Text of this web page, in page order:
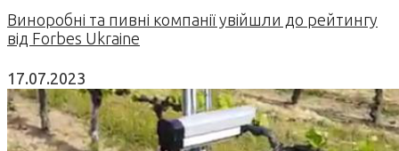
Виноробні та пивні компанії увійшли до рейтингу
від Forbes Ukraine
17.07.2023